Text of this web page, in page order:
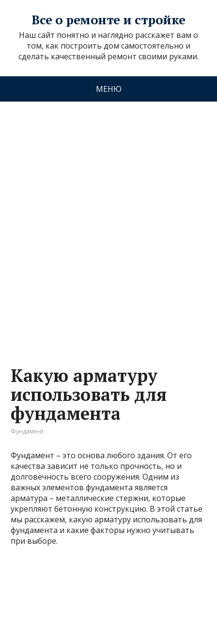
Все о ремонте и стройке
Наш сайт понятно и наглядно расскажет вам о
том, как построить дом самостоятельно и
сделать качественный ремонт своими руками.
МЕНЮ
Какую арматуру
использовать для
фундамента
Фундамент
Фундамент – это основа любого здания. От его
качества зависит не только прочность, но и
долговечность всего сооружения. Одним из
важных элементов фундамента является
арматура – металлические стержни, которые
укрепляют бетонную конструкцию. В этой статье
мы расскажем, какую арматуру использовать для
фундамента и какие факторы нужно учитывать
при выборе.